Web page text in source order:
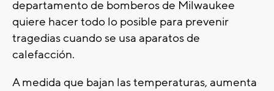
departamento de bomberos de Milwaukee
quiere hacer todo lo posible para prevenir
tragedias cuando se usa aparatos de
calefacción.
A medida que bajan las temperaturas, aumenta